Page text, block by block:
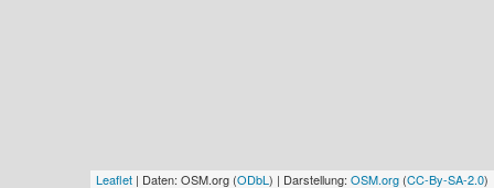
Leaflet | Daten: OSM.org (ODbL ) | Darstellung: OSM.org (CC-By-SA-2.0)